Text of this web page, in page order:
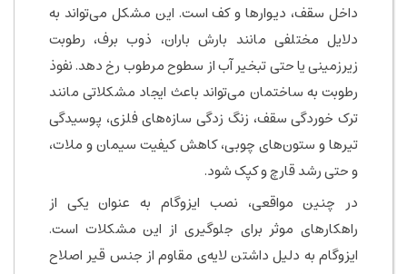
داخل سقف، دیوارها و کف است. این مشکل می‌تواند به
دلایل مختلفی مانند بارش باران، ذوب برف، رطوبت
زیرزمینی یا حتی تبخیر آب از سطوح مرطوب رخ دهد. نفوذ
رطوبت به ساختمان می‌تواند باعث ایجاد مشکلاتی مانند
ترک خوردگی سقف، زنگ زدگی سازه‌های فلزی، پوسیدگی
تیرها و ستون‌های چوبی، کاهش کیفیت سیمان و ملات،
و حتی رشد قارچ و کپک شود.
در چنین مواقعی، نصب ایزوگام به عنوان یکی از
راهکارهای موثر برای جلوگیری از این مشکلات است.
ایزوگام به دلیل داشتن لایه‌ی مقاوم از جنس قیر اصلاح